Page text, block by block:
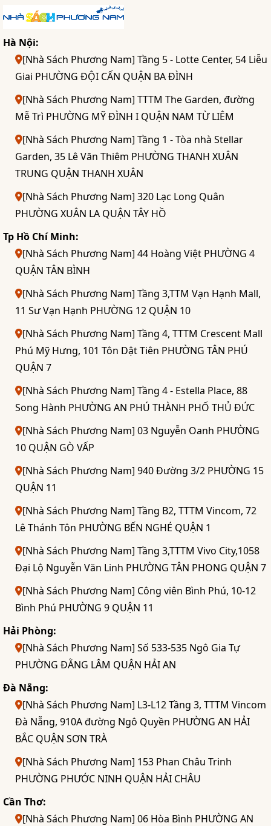
Hà Nội:
[Nhà Sách Phương Nam] Tầng 5 - Lotte Center, 54 Liễu
Giai PHƯỜNG ĐỘI CẤN QUẬN BA ĐÌNH
[Nhà Sách Phương Nam] TTTM The Garden, đường
Mễ Trì PHƯỜNG MỸ ĐÌNH I QUẬN NAM TỪ LIÊM
[Nhà Sách Phương Nam] Tầng 1 - Tòa nhà Stellar
Garden, 35 Lê Văn Thiêm PHƯỜNG THANH XUÂN
TRUNG QUẬN THANH XUÂN
[Nhà Sách Phương Nam] 320 Lạc Long Quân
PHƯỜNG XUÂN LA QUẬN TÂY HỒ
Tp Hồ Chí Minh:
[Nhà Sách Phương Nam] 44 Hoàng Việt PHƯỜNG 4
QUẬN TÂN BÌNH
[Nhà Sách Phương Nam] Tầng 3,TTM Vạn Hạnh Mall,
11 Sư Vạn Hạnh PHƯỜNG 12 QUẬN 10
[Nhà Sách Phương Nam] Tầng 4, TTTM Crescent Mall
Phú Mỹ Hưng, 101 Tôn Dật Tiên PHƯỜNG TÂN PHÚ
QUẬN 7
[Nhà Sách Phương Nam] Tầng 4 - Estella Place, 88
Song Hành PHƯỜNG AN PHÚ THÀNH PHỐ THỦ ĐỨC
[Nhà Sách Phương Nam] 03 Nguyễn Oanh PHƯỜNG
10 QUẬN GÒ VẤP
[Nhà Sách Phương Nam] 940 Đường 3/2 PHƯỜNG 15
QUẬN 11
[Nhà Sách Phương Nam] Tầng B2, TTTM Vincom, 72
Lê Thánh Tôn PHƯỜNG BẾN NGHÉ QUẬN 1
[Nhà Sách Phương Nam] Tầng 3,TTTM Vivo City,1058
Đại Lộ Nguyễn Văn Linh PHƯỜNG TÂN PHONG QUẬN 7
[Nhà Sách Phương Nam] Công viên Bình Phú, 10-12
Bình Phú PHƯỜNG 9 QUẬN 11
Hải Phòng:
[Nhà Sách Phương Nam] Số 533-535 Ngô Gia Tự
PHƯỜNG ĐẰNG LÂM QUẬN HẢI AN
Đà Nẵng:
[Nhà Sách Phương Nam] L3-L12 Tầng 3, TTTM Vincom
Đà Nẵng, 910A đường Ngô Quyền PHƯỜNG AN HẢI
BẮC QUẬN SƠN TRÀ
[Nhà Sách Phương Nam] 153 Phan Châu Trinh
PHƯỜNG PHƯỚC NINH QUẬN HẢI CHÂU
Cần Thơ:
[Nhà Sách Phương Nam] 06 Hòa Bình PHƯỜNG AN